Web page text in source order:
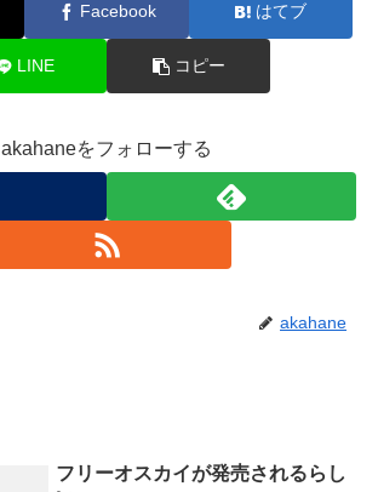
Facebook はてブ
LINE コピー
akahaneをフォローする
akahane
フリーオスカイが発売されるらし